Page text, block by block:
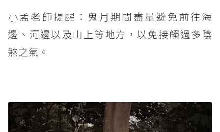
小孟老師提醒：鬼月期間盡量避免前往海
邊、河邊以及山上等地方，以免接觸過多陰
煞之氣。